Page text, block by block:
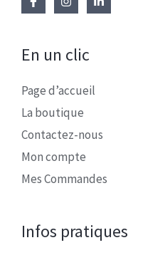
En un clic
Page d’accueil
La boutique
Contactez-nous
Mon compte
Mes Commandes
Infos pratiques